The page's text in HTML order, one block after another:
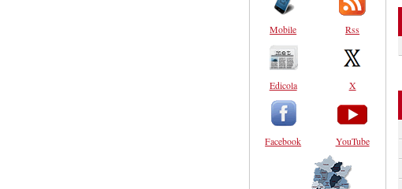
Mobile
Edicola
Facebook
Rss
X
YouTube